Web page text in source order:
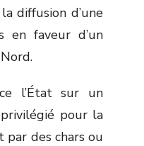
diffusion d’une
en faveur d’un
l’État sur un
pour la
par des chars ou